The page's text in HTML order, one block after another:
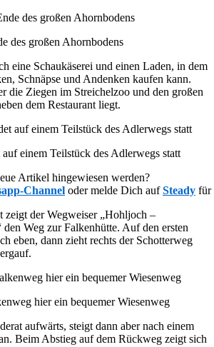
des großen Ahornbodens
eine Schaukäserei und einen Laden, in dem
Schnäpse und Andenken kaufen kann.
die Ziegen im Streichelzoo und den großen
dem Restaurant liegt.
einem Teilstück des Adlerwegs statt
Artikel hingewiesen werden?
Channel oder melde Dich aufSteady für
zeigt der Wegweiser „Hohljoch –
Weg zur Falkenhütte. Auf den ersten
eben, dann zieht rechts der Schotterweg
hier ein bequemer Wiesenweg
aufwärts, steigt dann aber nach einem
Beim Abstieg auf dem Rückweg zeigt sich